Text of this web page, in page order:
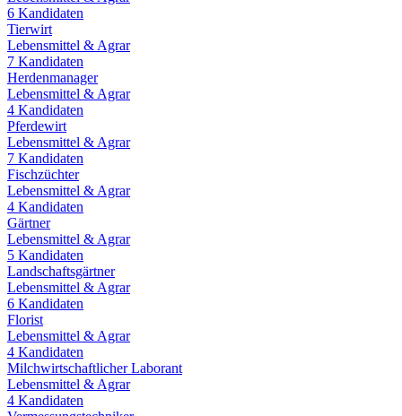
6 Kandidaten
Tierwirt
Lebensmittel & Agrar
7 Kandidaten
Herdenmanager
Lebensmittel & Agrar
4 Kandidaten
Pferdewirt
Lebensmittel & Agrar
7 Kandidaten
Fischzüchter
Lebensmittel & Agrar
4 Kandidaten
Gärtner
Lebensmittel & Agrar
5 Kandidaten
Landschaftsgärtner
Lebensmittel & Agrar
6 Kandidaten
Florist
Lebensmittel & Agrar
4 Kandidaten
Milchwirtschaftlicher Laborant
Lebensmittel & Agrar
4 Kandidaten